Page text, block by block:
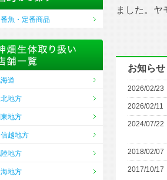
ました。ヤ
お知らせ
2026/02/23
2026/02/11
2024/07/22
2018/02/07
2017/10/17
魚・定番商品
道
地方
地方
越地方
地方
地方